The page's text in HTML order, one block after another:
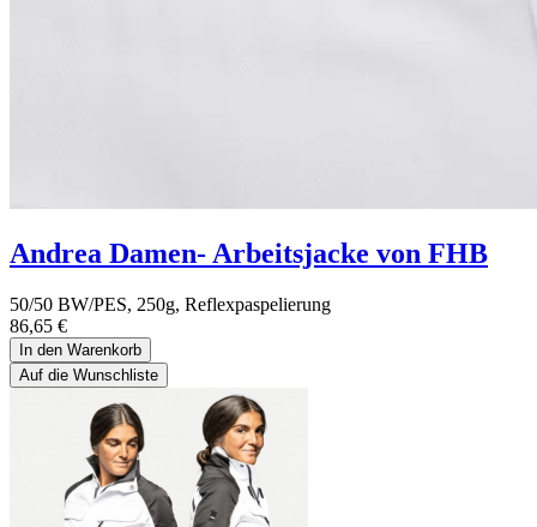
Andrea Damen- Arbeitsjacke von FHB
50/50 BW/PES, 250g, Reflexpaspelierung
86,65 €
In den Warenkorb
Auf die Wunschliste